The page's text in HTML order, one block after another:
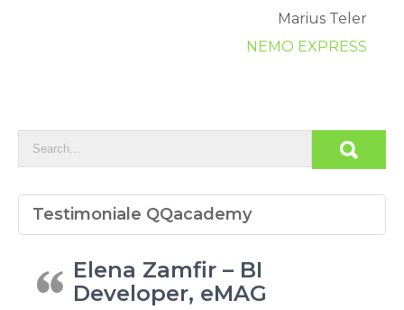
Marius Teler
NEMO EXPRESS
Testimoniale QQacademy
Elena Zamfir – BI
Developer, eMAG